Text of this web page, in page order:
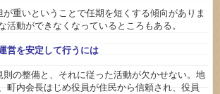
重いということで任期を短くする傾向がありま
活動ができなくなっているところもある。
営を安定して行うには
の整備と、それに従った活動が欠かせない。地
町内会長はじめ役員が住民から信頼され、役員